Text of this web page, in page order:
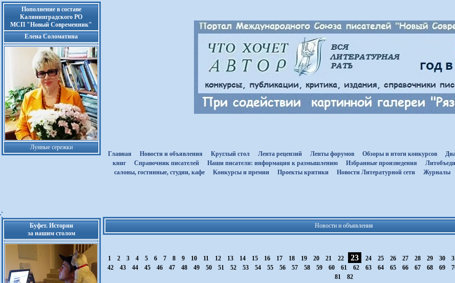
Пополнение в составе
Калининградского РО
МСП "Новый Современник"
Елена Соломатина
Лунные сережки
Главная
Новости и объявления Круглый стол Лента рецензий Ленты форумов Обзоры и итоги конкурсов
книг
Cправочник писателей Наши писатели: информация к размышлению Избранные произведения
салоны, гостинные, студии, кафе
Kонкурсы и премии Проекты критики Новости Литературной сети Журналы
Буфет. Истории
за нашим столом
Новости и объявления
1 2 3 4 5 6 7 8 9 10 11 12 13 14 15 16 17 18 19 20 21 22 23 24 25 26 27 28 29 30
42
43 44 45 46 47 48 49 50 51 52 53 54 55 56 57 58 59 60 61 62 63 64 65 66 67 68 69
81
82